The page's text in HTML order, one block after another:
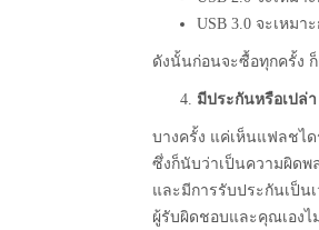
USB 3.0 จะเหม
ดังนั้นก่อนจะซื้อทุกครั้ง
มีประกันหรือเปล่า
บางครั้ง แค่เห็นแฟลชไ
ซึ่งก็นับว่าเป็นความผิดพ
และมีการรับประกันเป็
ผู้รับผิดชอบและคุณเองไ